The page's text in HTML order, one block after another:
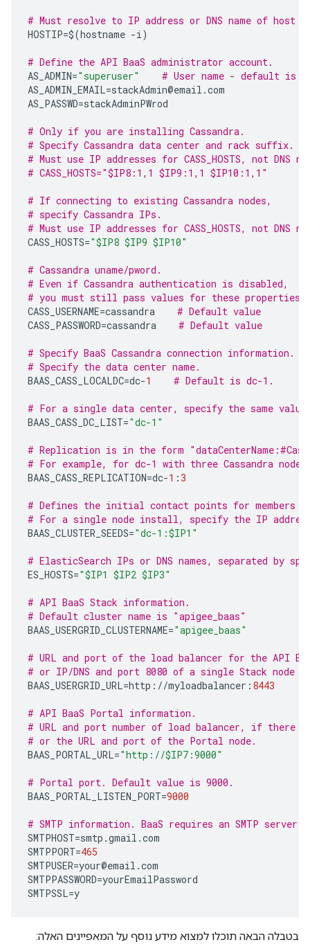
# Must resolve to IP address or DNS name of
HOSTIP=$(hostname -i)
# Define the API BaaS administrator account.
AS_ADMIN="superuser"
# User name - default is
AS_ADMIN_EMAIL=stackAdmin@email .com
AS_PASSWD=stackAdminPWrod
# Only if you are installing Cassandra.
# Specify Cassandra data center and rack suffix.
# Must use IP addresses for CASS_HOSTS, not DNS
# CASS_HOSTS="$IP8:1,1 $IP9:1,1 $IP10:1,1"
# If connecting to existing Cassandra nodes,
# specify Cassandra IPs.
# Must use IP addresses for CASS_HOSTS, not DNS
CASS_HOSTS="$IP8 $IP9 $IP10"
# Cassandra uname/pword.
# Even if Cassandra authentication is disabled,
# you must still pass values for these properties.
CASS_USERNAME=cassandra
# Default value
CASS_PASSWORD=cassandra # Default value
# Specify BaaS Cassandra connection information.
# Specify the data center name.
BAAS_CASS_LOCALDC=dc-1 # Default is dc-1.
# For a single data center, specify the same value as
BAAS_CASS_DC_LIST="dc-1"
# Replication is in the form
# For example, for dc-1 with three Cassandra
BAAS_CASS_REPLICATION=dc-1 :3
# Defines the initial contact points for members
# For a single node install, specify the IP
BAAS_CLUSTER_SEEDS="dc-1:$IP1"
# ElasticSearch IPs or DNS names, separated by
ES_HOSTS="$IP1 $IP2 $IP3"
# API BaaS Stack information.
# Default cluster name is "apigee_baas"
BAAS_USERGRID_CLUSTERNAME="apigee_baas"
# URL and port of the load balancer for the API
# or IP/DNS and port 8080 of a single Stack node
BAAS_USERGRID_URL=http : //myloadbalancer : 8443
# API BaaS Portal information.
# URL and port number of load balancer, if
# or the URL and port of the Portal node.
BAAS_PORTAL_URL="http://$IP7:9000"
# Portal port. Default value is 9000.
BAAS_PORTAL_LISTEN_PORT=9000
# SMTP information. BaaS requires an SMTP server.
SMTPHOST=smtp .gmail .com
SMTPPORT=465
SMTPUSER=your@email .com
SMTPPASSWORD=yourEmailPassword
SMTPSSL=y
בטבלה הבאה תוכלו למצוא מידע נוסף על המאפיינים האלה: